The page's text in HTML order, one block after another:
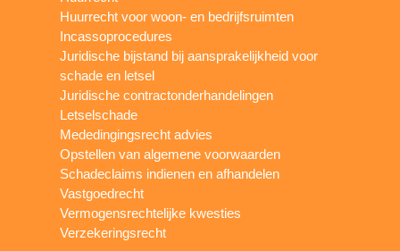
Huurrecht voor woon- en bedrijfsruimten
Incassoprocedures
Juridische bijstand bij aansprakelijkheid voor
schade en letsel
Juridische contractonderhandelingen
Letselschade
Mededingingsrecht advies
Opstellen van algemene voorwaarden
Schadeclaims indienen en afhandelen
Vastgoedrecht
Vermogensrechtelijke kwesties
Verzekeringsrecht